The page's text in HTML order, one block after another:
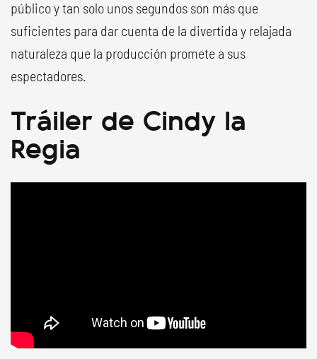
público y tan solo unos segundos son más que
suficientes para dar cuenta de la divertida y relajada
naturaleza que la producción promete a sus
espectadores.
Tráiler de Cindy la
Regia